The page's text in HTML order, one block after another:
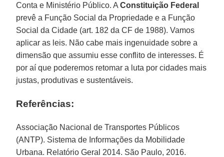
Conta e Ministério Público. AConstituição Federal
prevê a Função Social da Propriedade e a Função
Social da Cidade (art. 182 da CF de 1988). Vamos
aplicar as leis. Não cabe mais ingenuidade sobre a
dimensão que assumiu esse conflito de interesses. É
por aí que poderemos retomar a luta por cidades mais
justas, produtivas e sustentáveis.
Referências:
Associação Nacional de Transportes Públicos
(ANTP). Sistema de Informações da Mobilidade
Urbana. Relatório Geral 2014. São Paulo, 2016.